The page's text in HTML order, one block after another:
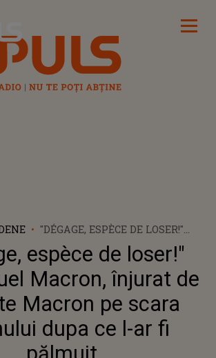
"DÉGAGE, ESPÈCE DE LOSER!"
EMMANUEL MACRON, ÎNJURAT
DE BRIGGITE MACRON PE
SCARA AVIONULUI DUPA CE L-
AR FI PĂLMUIT
espèce de loser!"
Macron, înjurat de
Macron pe scara
dupa ce l-ar fi